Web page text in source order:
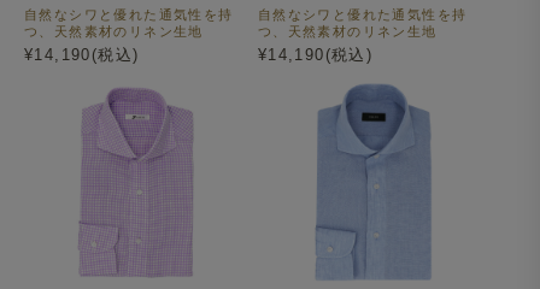
自然なシワと優れた通気性を持
つ、天然素材のリネン生地
¥14,190(税込)
自然なシワと優れた通気性を持
つ、天然素材のリネン生地
¥14,190(税込)